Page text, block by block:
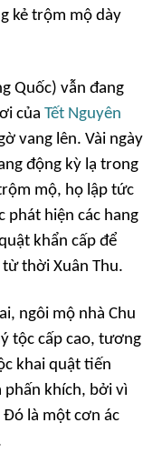
kẻ trộm mộ dày
Quốc) vẫn đang
của Tết Nguyên
vang lên. Vài ngày
động kỳ lạ trong
mộ, họ lập tức
phát hiện các hang
khẩn cấp để
thời Xuân Thu.
ngôi mộ nhà Chu
tộc cấp cao, tương
khai quật tiến
phấn khích, bởi vì
là một cơn ác